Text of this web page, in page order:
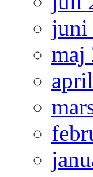
juni
maj